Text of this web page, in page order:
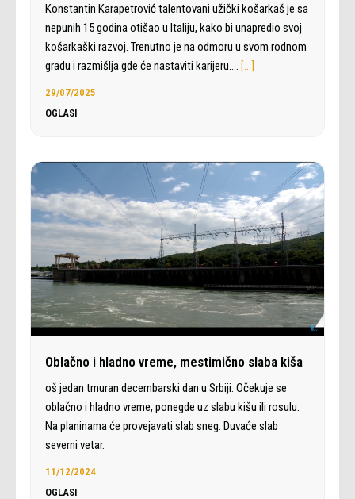
Konstantin Karapetrović talentovani užički košarkaš je sa
nepunih 15 godina otišao u Italiju, kako bi unapredio svoj
košarkaški razvoj. Trenutno je na odmoru u svom rodnom
gradu i razmišlja gde će nastaviti karijeru.…
[…]
29/07/2025
OGLASI
Oblačno i hladno vreme, mestimično slaba kiša
oš jedan tmuran decembarski dan u Srbiji. Očekuje se
oblačno i hladno vreme, ponegde uz slabu kišu ili rosulu.
Na planinama će provejavati slab sneg. Duvaće slab
severni vetar.
11/12/2024
OGLASI